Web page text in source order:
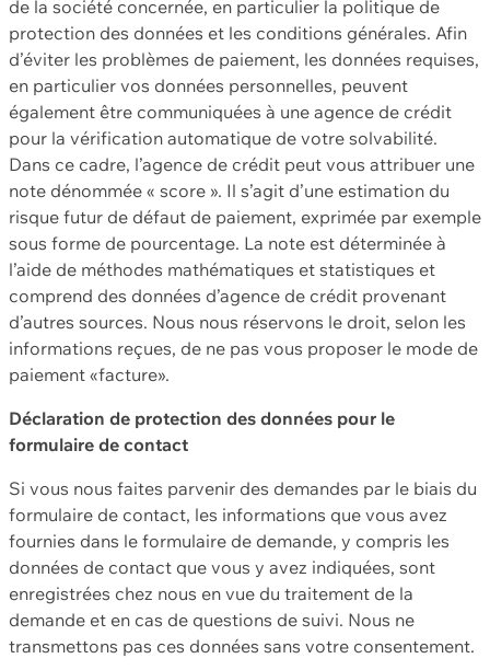
de la société concernée, en particulier la politique de
protection des données et les conditions générales. Afin
d’éviter les problèmes de paiement, les données requises,
en particulier vos données personnelles, peuvent
également être communiquées à une agence de crédit
pour la vérification automatique de votre solvabilité.
Dans ce cadre, l’agence de crédit peut vous attribuer une
note dénommée « score ». Il s’agit d’une estimation du
risque futur de défaut de paiement, exprimée par exemple
sous forme de pourcentage. La note est déterminée à
l’aide de méthodes mathématiques et statistiques et
comprend des données d’agence de crédit provenant
d’autres sources. Nous nous réservons le droit, selon les
informations reçues, de ne pas vous proposer le mode de
paiement «facture».
Déclaration de protection des données pour le
formulaire de contact
Si vous nous faites parvenir des demandes par le biais du
formulaire de contact, les informations que vous avez
fournies dans le formulaire de demande, y compris les
données de contact que vous y avez indiquées, sont
enregistrées chez nous en vue du traitement de la
demande et en cas de questions de suivi. Nous ne
transmettons pas ces données sans votre consentement.